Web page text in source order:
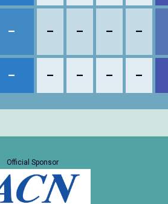
– – – – –
– – – – –
Official Sponsor